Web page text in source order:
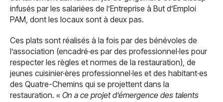
infusés par les salariées de l’Entreprise à But d’Emploi
PAM, dont les locaux sont à deux pas.
Ces plats sont réalisés à la fois par des bénévoles de
l’association (encadré·es par des professionnel·les pour
respecter les règles et normes de la restauration), de
jeunes cuisinier·ères professionnel·les et des habitant·es
des Quatre-Chemins qui se projettent dans la
restauration. « On a ce projet d’émergence des talents